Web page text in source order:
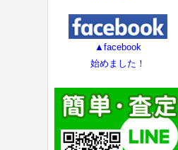
▲facebook
始めました！